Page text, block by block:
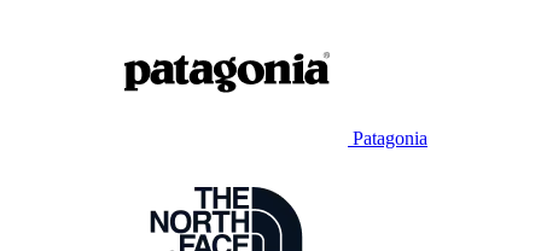
Patagonia